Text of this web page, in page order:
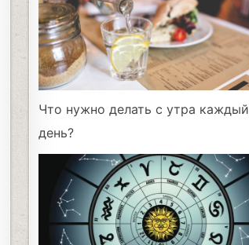
Что нужно делать с утра каждый
день?